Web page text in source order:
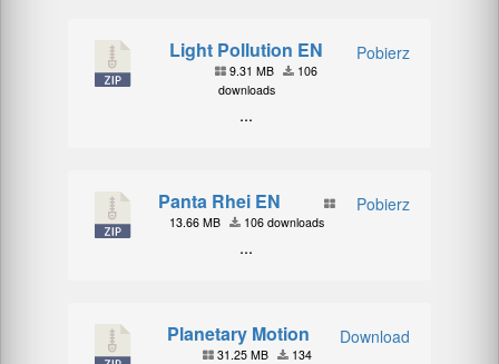
Pobierz
Light Pollution EN
9.31 MB
106
downloads
...
Pobierz
Panta Rhei EN
13.66 MB 106 downloads
...
Download
Planetary Motion
31.25 MB
134